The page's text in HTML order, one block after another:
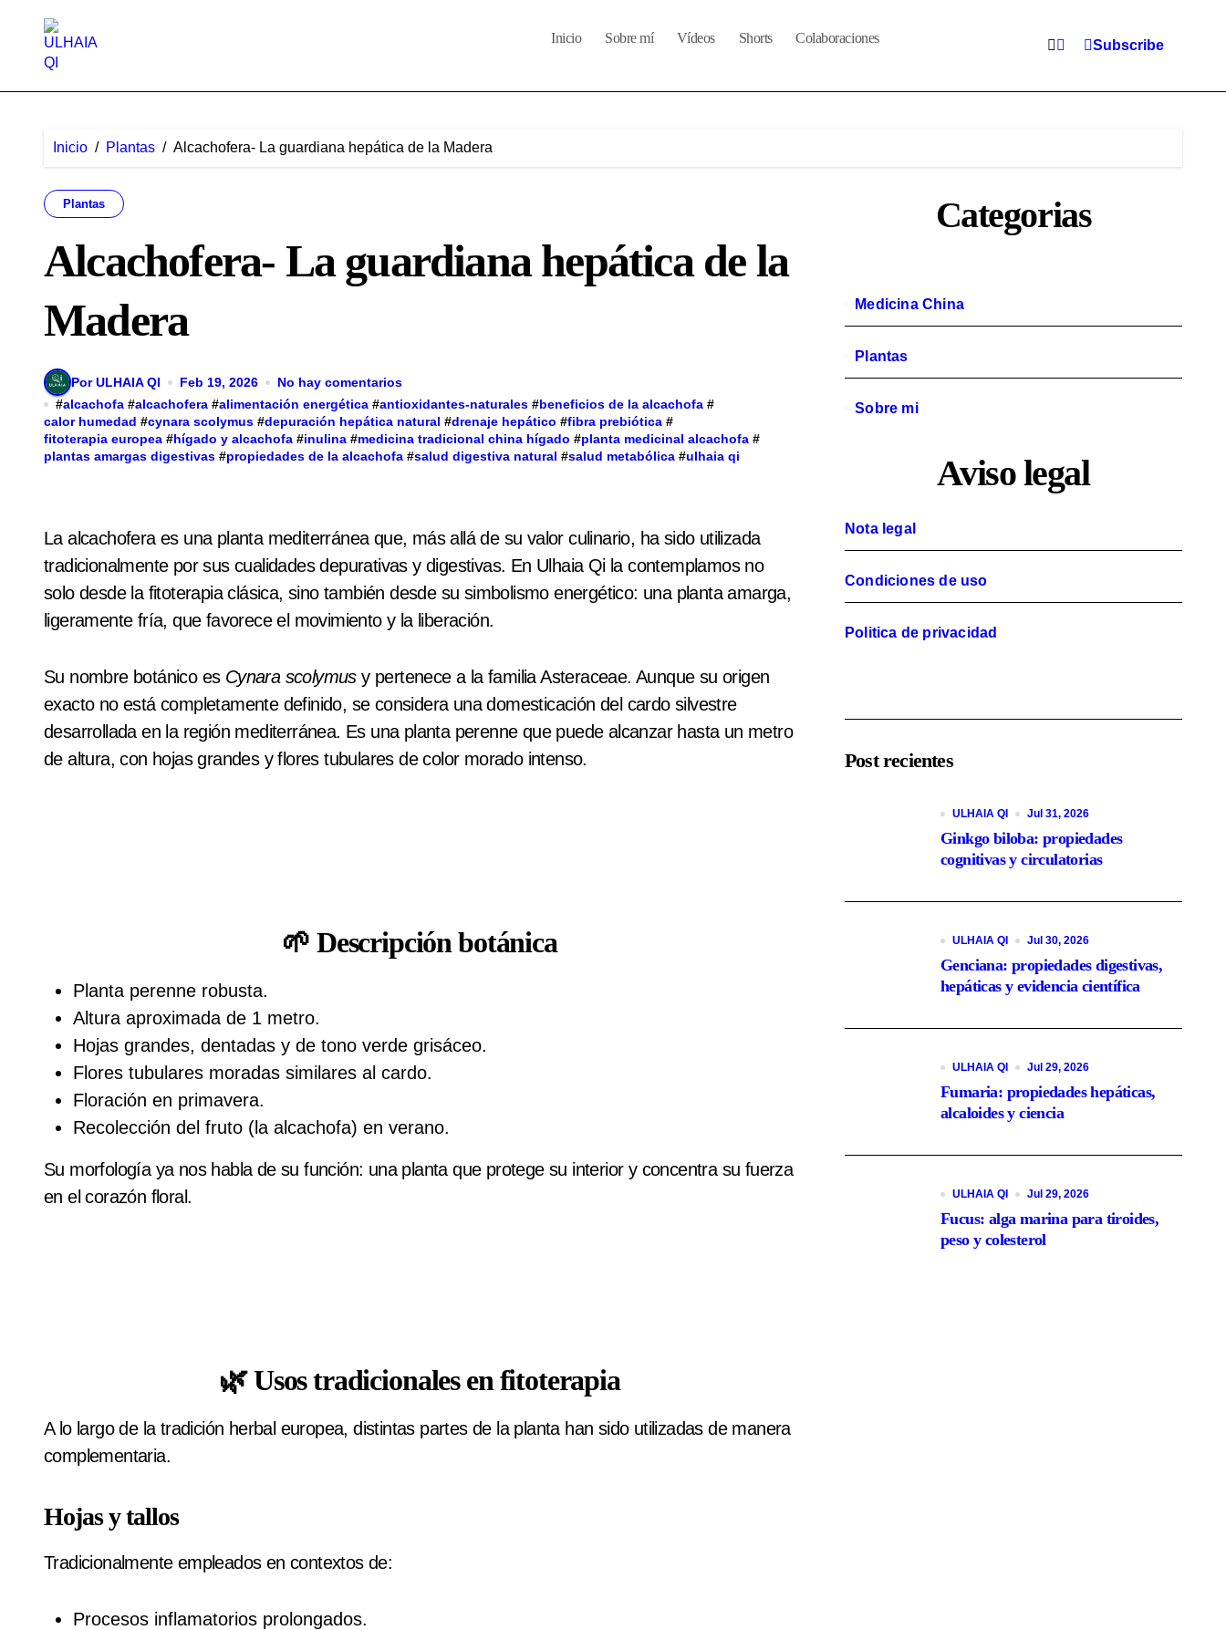
contenido
Inicio Sobre mí Vídeos Shorts Colaboraciones Subscribe
Inicio Plantas Alcachofera- La guardiana hepática de la Madera
Plantas
Alcachofera- La guardiana hepática de la
Madera
Por ULHAIA QI Feb 19, 2026
No hay comentarios
#alcachofa #alcachofera #alimentación energética #antioxidantes-naturales #beneficios de la alcachofa #
calor humedad #cynara scolymus #depuración hepática natural #drenaje hepático #fibra prebiótica #
fitoterapia europea #hígado y alcachofa #inulina #medicina tradicional china hígado #planta medicinal alcachofa #
plantas amargas digestivas #propiedades de la alcachofa #salud digestiva natural #salud metabólica #ulhaia qi
La alcachofera es una planta mediterránea que, más allá de su valor culinario, ha sido utilizada
tradicionalmente por sus cualidades depurativas y digestivas. En Ulhaia Qi la contemplamos no
solo desde la fitoterapia clásica, sino también desde su simbolismo energético: una planta amarga,
ligeramente fría, que favorece el movimiento y la liberación.
Su nombre botánico es Cynara scolymusy pertenece a la familia Asteraceae. Aunque su origen
exacto no está completamente definido, se considera una domesticación del cardo silvestre
desarrollada en la región mediterránea. Es una planta perenne que puede alcanzar hasta un metro
de altura, con hojas grandes y flores tubulares de color morado intenso.
🌱 Descripción botánica
Planta perenne robusta.
Altura aproximada de 1 metro.
Hojas grandes, dentadas y de tono verde grisáceo.
Flores tubulares moradas similares al cardo.
Floración en primavera.
Recolección del fruto (la alcachofa) en verano.
Su morfología ya nos habla de su función: una planta que protege su interior y concentra su fuerza
en el corazón floral.
🌿 Usos tradicionales en fitoterapia
A lo largo de la tradición herbal europea, distintas partes de la planta han sido utilizadas de manera
complementaria.
Hojas y tallos
Tradicionalmente empleados en contextos de:
Procesos inflamatorios prolongados.
Categorias
Medicina China
Plantas
Sobre mi
Aviso legal
Nota legal
Condiciones de uso
Politica de privacidad
Post recientes
ULHAIA QI Jul 31, 2026
Ginkgo biloba: propiedades
cognitivas y circulatorias
ULHAIA QI Jul 30, 2026
Genciana: propiedades digestivas,
hepáticas y evidencia científica
ULHAIA QI Jul 29, 2026
Fumaria: propiedades hepáticas,
alcaloides y ciencia
ULHAIA QI Jul 29, 2026
Fucus: alga marina para tiroides,
peso y colesterol